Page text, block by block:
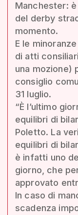
Manchester:
del derby
momento.
E le
di atti
una mozione)
consiglio
31 luglio.
“È l’ultimo
equilibri di
Poletto. La
equilibri di
è infatti uno
giorno, che
approvato
In caso di
scadenza